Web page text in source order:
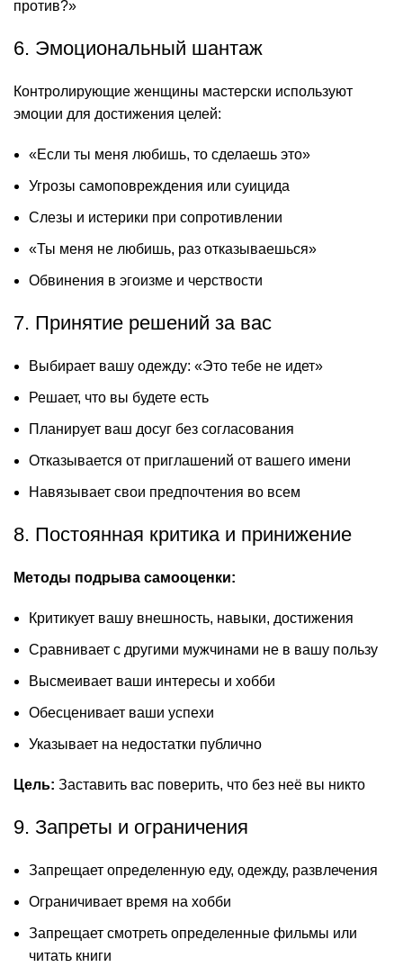
против?»
6. Эмоциональный шантаж
Контролирующие женщины мастерски используют
эмоции для достижения целей:
«Если ты меня любишь, то сделаешь это»
Угрозы самоповреждения или суицида
Слезы и истерики при сопротивлении
«Ты меня не любишь, раз отказываешься»
Обвинения в эгоизме и черствости
7. Принятие решений за вас
Выбирает вашу одежду: «Это тебе не идет»
Решает, что вы будете есть
Планирует ваш досуг без согласования
Отказывается от приглашений от вашего имени
Навязывает свои предпочтения во всем
8. Постоянная критика и принижение
Методы подрыва самооценки:
Критикует вашу внешность, навыки, достижения
Сравнивает с другими мужчинами не в вашу пользу
Высмеивает ваши интересы и хобби
Обесценивает ваши успехи
Указывает на недостатки публично
Цель: Заставить вас поверить, что без неё вы никто
9. Запреты и ограничения
Запрещает определенную еду, одежду, развлечения
Ограничивает время на хобби
Запрещает смотреть определенные фильмы или
читать книги